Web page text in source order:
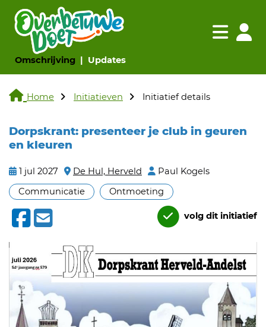
Omschrijving(huidige pagina)
Updates(huidige pagina)
Navigatie
Home Initiatieven Initiatief details
Dorpskrant: presenteer je club in geuren
en kleuren
1 jul 2027 De Hul, Herveld
Paul Kogels
Communicatie
Ontmoeting
volg dit initiatief